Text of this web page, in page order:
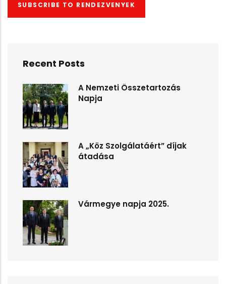
SUBSCRIBE TO RENDEZVENYEK
Recent Posts
A Nemzeti Összetartozás
Napja
A „Köz Szolgálatáért” díjak
átadása
Vármegye napja 2025.